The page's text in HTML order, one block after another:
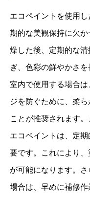
エコペイントを使用
期的な美観保持に欠
燥した後、定期的な
ぎ、色彩の鮮やかさ
室内で使用する場合
ジを防ぐために、柔
ことが推奨されます
エコペイントは、定
要です。これにより
が可能になります。
場合は、早めに補修